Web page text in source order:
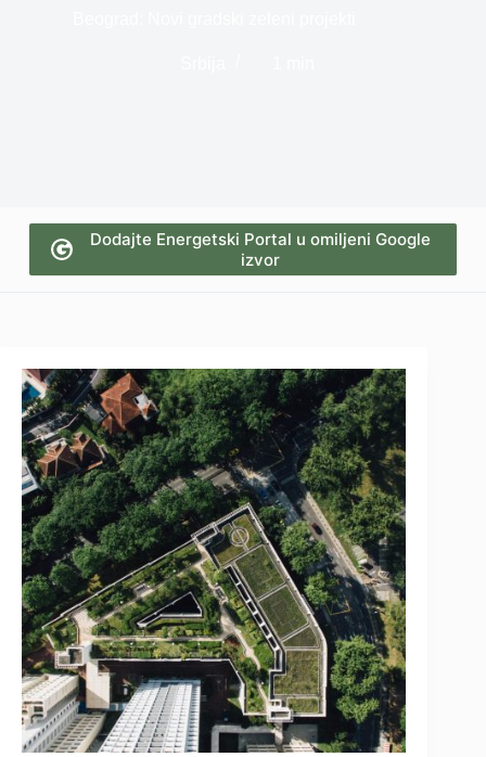
Dodajte Energetski Portal u omiljeni Google
izvor